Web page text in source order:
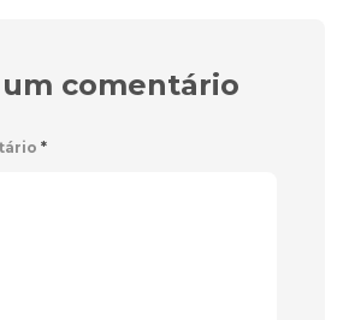
comentário
*